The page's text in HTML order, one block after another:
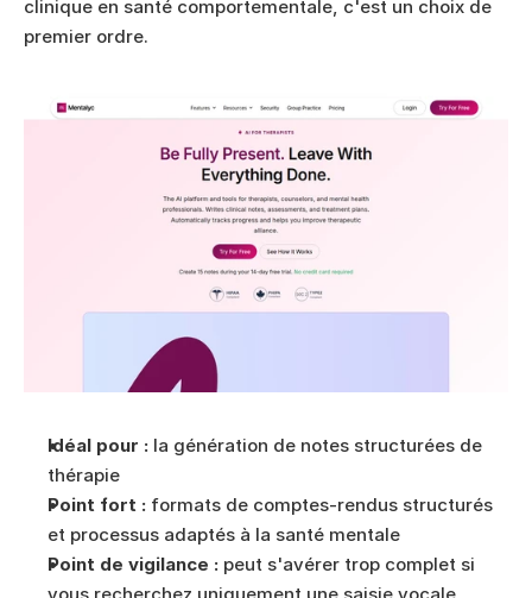
clinique en santé comportementale, c'est un choix de
premier ordre.
Idéal pour : la génération de notes structurées de
thérapie
Point fort : formats de comptes-rendus structurés
et processus adaptés à la santé mentale
Point de vigilance : peut s'avérer trop complet si